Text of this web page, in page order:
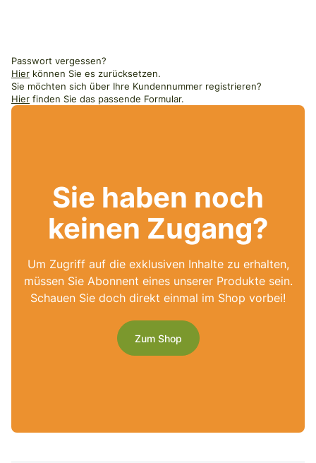
Passwort vergessen?
Hier können Sie es zurücksetzen.
Sie möchten sich über Ihre Kundennummer registrieren?
Hier finden Sie das passende Formular.
Sie haben noch
keinen Zugang?
Um Zugriff auf die exklusiven Inhalte zu erhalten,
müssen Sie Abonnent eines unserer Produkte sein.
Schauen Sie doch direkt einmal im Shop vorbei!
Zum Shop